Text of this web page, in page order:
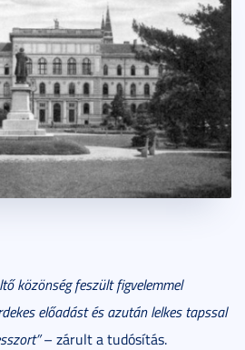
közönség feszült figvelemmel
előadást és azután lelkes tapssal
– zárult a tudósítás.